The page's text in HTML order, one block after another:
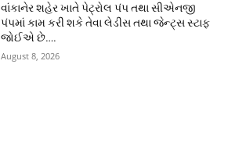
વાંકાનેર શહેર ખાતે પેટ્રોલ પંપ તથા સીએનજી
પંપમાં કામ કરી શકે તેવા લેડીસ તથા જેન્ટ્સ સ્ટાફ
જોઈએ છે….
August 8, 2026